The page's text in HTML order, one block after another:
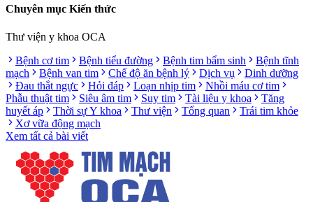
Chuyên mục Kiến thức
Thư viện y khoa OCA
Bệnh cơ tim
Bệnh tiểu đường Bệnh tim bẩm sinh
Bệnh tĩnh
mạch
Bệnh van tim Chế độ ăn bệnh lý Dịch vụ
Dinh dưỡng
Đau thắt ngực
Hỏi đáp Loạn nhịp tim
Nhồi máu cơ tim
Phẫu thuật tim
Siêu âm tim Suy tim Tài liệu y khoa
Tăng
huyết áp
Thời sự Y khoa Thư viện Tổng quan
Trái tim khỏe
Xơ vữa động mạch
Xem tất cả bài viết